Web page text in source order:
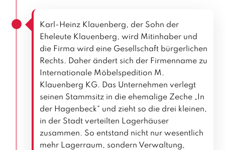
Karl-Heinz Klauenberg, der Sohn der
Eheleute Klauenberg, wird Mitinhaber und
die Firma wird eine Gesellschaft bürgerlichen
Rechts. Daher ändert sich der Firmenname zu
Internationale Möbelspedition M.
Klauenberg KG. Das Unternehmen verlegt
seinen Stammsitz in die ehemalige Zeche „In
der Hagenbeck“ und zieht so die drei kleinen,
in der Stadt verteilten Lagerhäuser
zusammen. So entstand nicht nur wesentlich
mehr Lagerraum, sondern Verwaltung,